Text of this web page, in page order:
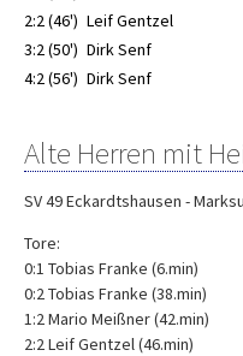
2:2 (46') Leif Gentzel
3:2 (50') Dirk Senf
4:2 (56') Dirk Senf
Alte Herren mit
SV 49 Eckardtshausen -
Tore:
0:1 Tobias Franke (6.min)
0:2 Tobias Franke (38.min)
1:2 Mario Meißner (42.min)
2:2 Leif Gentzel (46.min)